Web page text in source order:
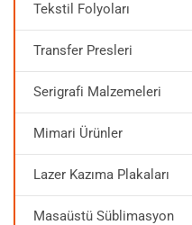
Tekstil Folyoları
Transfer Presleri
Serigrafi Malzemeleri
Mimari Ürünler
Lazer Kazıma Plakaları
Masaüstü Süblimasyon